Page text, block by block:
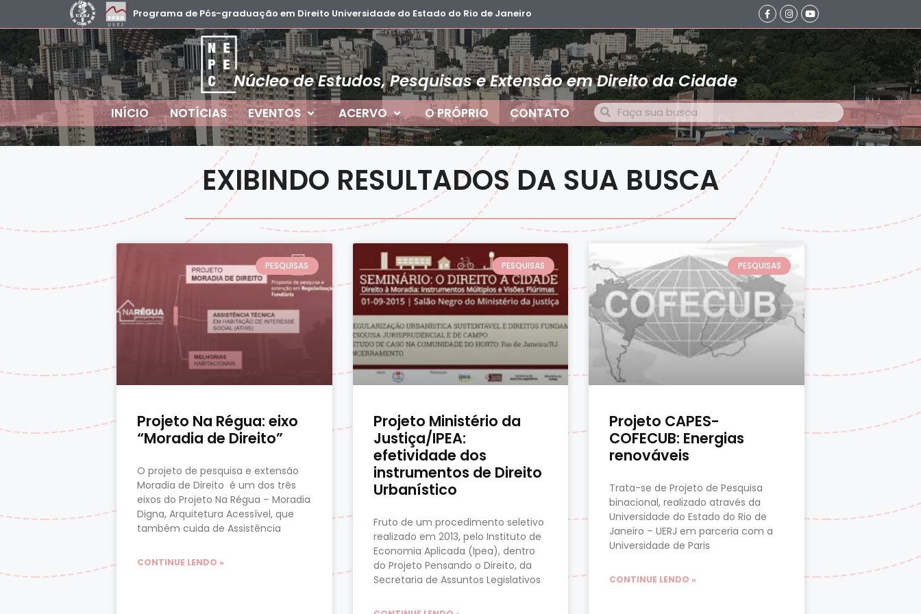
Programa de Pós-graduação em Direito Universidade do Estado do Rio de Janeiro
Núcleo de Estudos, Pesquisas e Extensão em Direito da Cidade
INÍCIO NOTÍCIAS EVENTOS ACERVO O PRÓPRIO CONTATO
EXIBINDO RESULTADOS DA SUA BUSCA
PESQUISAS
Projeto Na Régua: eixo
“Moradia de Direito”
O projeto de pesquisa e extensão
Moradia de Direito é um dos três
eixos do Projeto Na Régua – Moradia
Digna, Arquitetura Acessível, que
também cuida de Assistência
CONTINUE LENDO »
PESQUISAS
Projeto Ministério da
Justiça/IPEA:
efetividade dos
instrumentos de Direito
Urbanístico
Fruto de um procedimento seletivo
realizado em 2013, pelo Instituto de
Economia Aplicada (Ipea), dentro
do Projeto Pensando o Direito, da
Secretaria de Assuntos Legislativos
PESQUISAS
Projeto CAPES-
COFECUB: Energias
renováveis
Trata-se de Projeto de Pesquisa
binacional, realizado através da
Universidade do Estado do Rio de
Janeiro – UERJ em parceria com a
Universidade de Paris
CONTINUE LENDO »